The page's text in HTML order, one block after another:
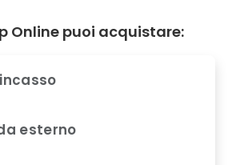
Online puoi acquistare:
esterno